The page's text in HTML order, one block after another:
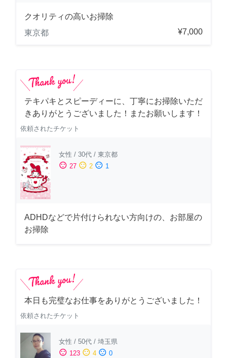
クオリティの高いお掃除
東京都
¥7,000
テキパキとスピーディーに、丁寧にお掃除いただ
きありがとうございました！またお願いします！
依頼されたチケット
女性 / 30代 / 東京都
sentiment_satisfied 27 sentiment_neutral 2 sentiment_dissatisfied 1
ADHDなどで片付けられない方向けの、お部屋の
お掃除
本日も完璧なお仕事をありがとうございました！
依頼されたチケット
女性 / 50代 / 埼玉県
sentiment_satisfied 123 sentiment_neutral 4 sentiment_dissatisfied 0